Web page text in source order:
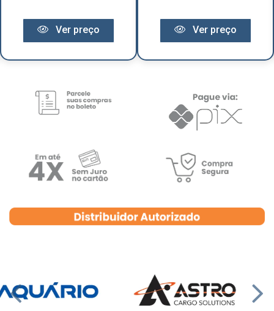
Ver preço Ver preço